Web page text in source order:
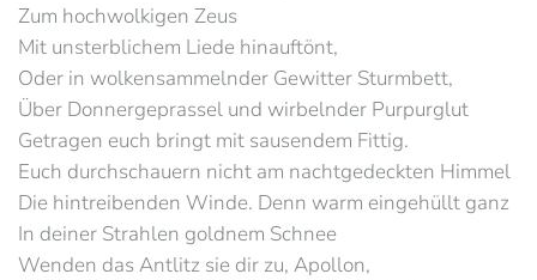
Zum hochwolkigen Zeus
Mit unsterblichem Liede hinauftönt,
Oder in wolkensammelnder Gewitter Sturmbett,
Über Donnergeprassel und wirbelnder Purpurglut
Getragen euch bringt mit sausendem Fittig.
Euch durchschauern nicht am nachtgedeckten Himmel
Die hintreibenden Winde. Denn warm eingehüllt ganz
In deiner Strahlen goldnem Schnee
Wenden das Antlitz sie dir zu, Apollon,